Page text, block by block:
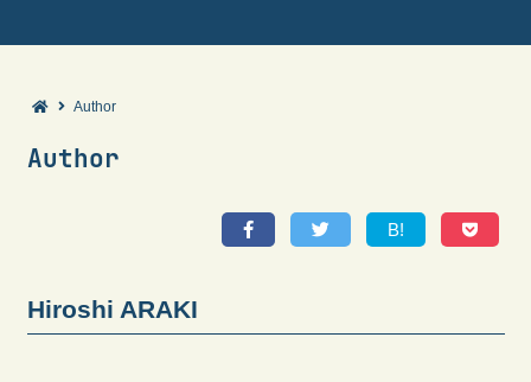
Author
Author
B!
Hiroshi ARAKI